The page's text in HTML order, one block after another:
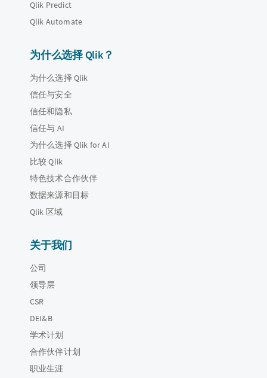
Qlik Predict
Qlik Automate
为什么选择 Qlik？
为什么选择 Qlik
信任与安全
信任和隐私
信任与 AI
为什么选择 Qlik for AI
比较 Qlik
特色技术合作伙伴
数据来源和目标
Qlik 区域
关于我们
公司
领导层
CSR
DEI&B
学术计划
合作伙伴计划
职业生涯